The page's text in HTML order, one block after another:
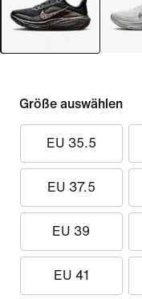
Größe auswählen
EU 35.5
EU 37.5
EU 39
EU 41